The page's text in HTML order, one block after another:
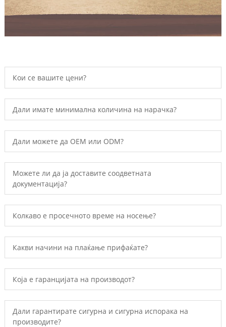
Кои се вашите цени?
Дали имате минимална количина на нарачка?
Дали можете да OEM или ODM?
Можете ли да ја доставите соодветната
документација?
Колкаво е просечното време на носење?
Какви начини на плаќање прифаќате?
Која е гаранцијата на производот?
Дали гарантирате сигурна и сигурна испорака на
производите?